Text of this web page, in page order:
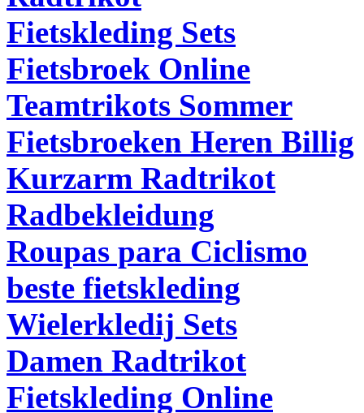
Fietskleding Sets
Fietsbroek Online
Teamtrikots Sommer
Fietsbroeken Heren Billig
Kurzarm Radtrikot
Radbekleidung
Roupas para Ciclismo
beste fietskleding
Wielerkledij Sets
Damen Radtrikot
Fietskleding Online